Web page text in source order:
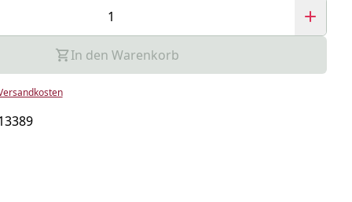
In den Warenkorb